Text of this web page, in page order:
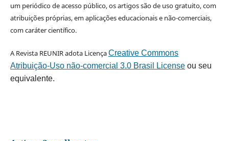
um periódico de acesso público, os artigos são de uso gratuito, com
atribuições próprias, em aplicações educacionais e não-comerciais,
com caráter científico.
A Revista REUNIR adota LicençaCreative Commons
Atribuição-Uso não-comercial 3.0 Brasil Licenseou seu
equivalente.